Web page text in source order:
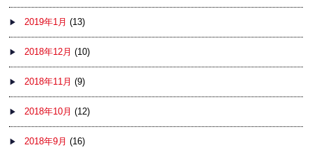
2019年1月 (13)
2018年12月 (10)
2018年11月 (9)
2018年10月 (12)
2018年9月 (16)